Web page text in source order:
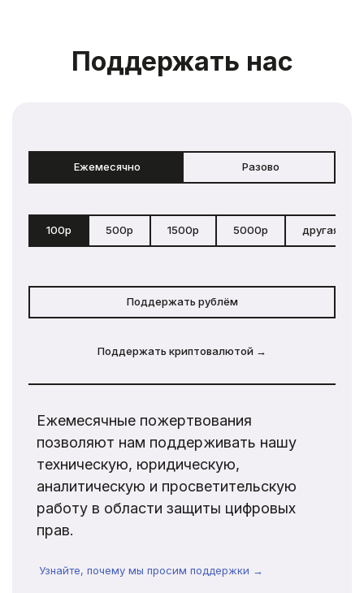
Поддержать нас
Ежемесячно Разово
100р 500р 1500р 5000р другая
Поддержать рублём
Поддержать криптовалютой →
Ежемесячные пожертвования
позволяют нам поддерживать нашу
техническую, юридическую,
аналитическую и просветительскую
работу в области защиты цифровых
прав.
Узнайте, почему мы просим поддержки →